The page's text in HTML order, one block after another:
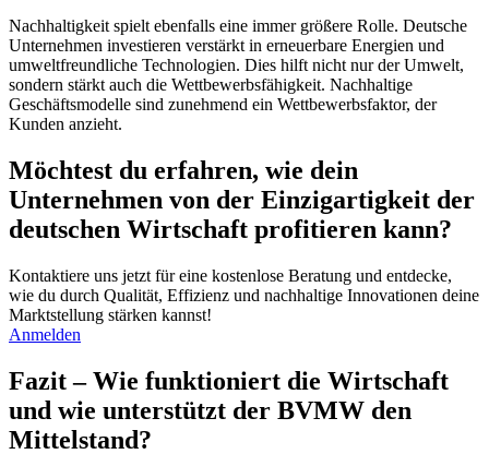
Nachhaltigkeit spielt ebenfalls eine immer größere Rolle. Deutsche
Unternehmen investieren verstärkt in erneuerbare Energien und
umweltfreundliche Technologien. Dies hilft nicht nur der Umwelt,
sondern stärkt auch die Wettbewerbsfähigkeit. Nachhaltige
Geschäftsmodelle sind zunehmend ein Wettbewerbsfaktor, der
Kunden anzieht.
Möchtest du erfahren, wie dein
Unternehmen von der Einzigartigkeit der
deutschen Wirtschaft profitieren kann?
Kontaktiere uns jetzt für eine kostenlose Beratung und entdecke,
wie du durch Qualität, Effizienz und nachhaltige Innovationen deine
Marktstellung stärken kannst!
Anmelden
Fazit – Wie funktioniert die Wirtschaft
und wie unterstützt der BVMW den
Mittelstand?